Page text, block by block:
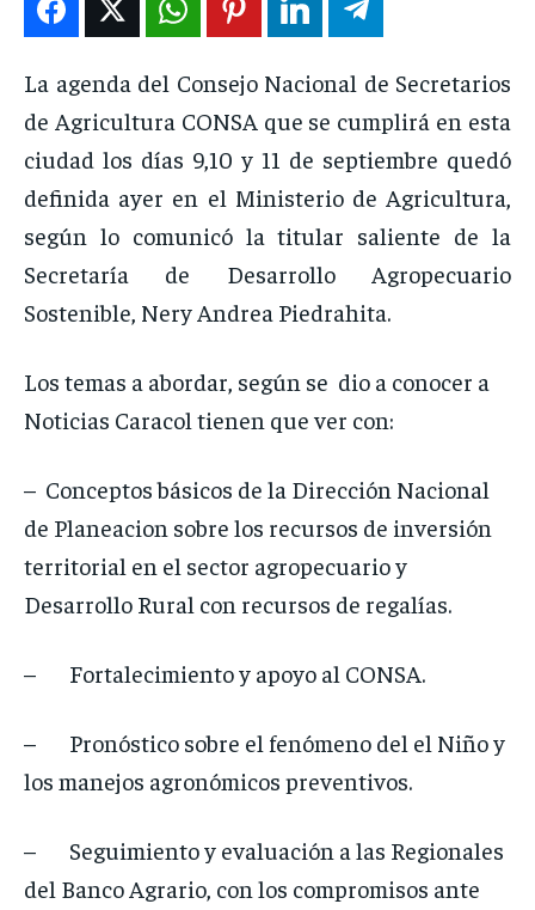
ENTRETENIMIENTO
EN VIVO
NOSOTROS
INSTITUCIONAL
ENTRETENIMIENTO
EN VIVO
NOSOTROS
INSTITUCIONAL
ENTRETENIMIENTO
EN VIVO
NOSOTROS
INSTITUCIONAL
ENTRETENIMIENTO
EN VIVO
NOSOTROS
INSTITUCIONAL
La agenda del Consejo Nacional de Secretarios
de Agricultura CONSA que se cumplirá en esta
ciudad los días 9,10 y 11 de septiembre quedó
definida ayer en el Ministerio de Agricultura,
según lo comunicó la titular saliente de la
Secretaría de Desarrollo Agropecuario
Sostenible, Nery Andrea Piedrahita.
Los temas a abordar, según se dio a conocer a
Noticias Caracol tienen que ver con:
– Conceptos básicos de la Dirección Nacional
de Planeacion sobre los recursos de inversión
territorial en el sector agropecuario y
Desarrollo Rural con recursos de regalías.
– Fortalecimiento y apoyo al CONSA.
– Pronóstico sobre el fenómeno del el Niño y
los manejos agronómicos preventivos.
– Seguimiento y evaluación a las Regionales
del Banco Agrario, con los compromisos ante